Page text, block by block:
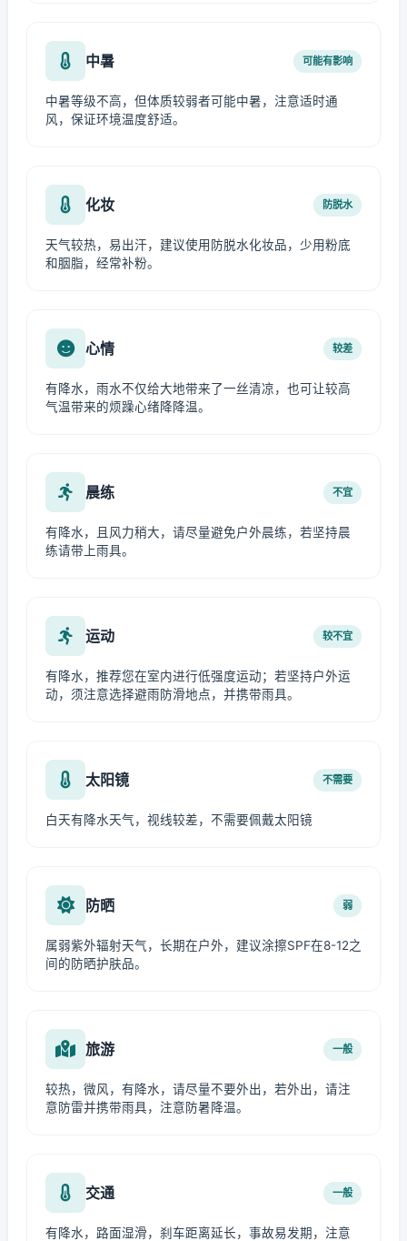
中暑 可能有影响
中暑等级不高，但体质较弱者可能中暑，注意适时通
风，保证环境温度舒适。
化妆 防脱水
天气较热，易出汗，建议使用防脱水化妆品，少用粉底
和胭脂，经常补粉。
心情 较差
有降水，雨水不仅给大地带来了一丝清凉，也可让较高
气温带来的烦躁心绪降降温。
晨练 不宜
有降水，且风力稍大，请尽量避免户外晨练，若坚持晨
练请带上雨具。
运动 较不宜
有降水，推荐您在室内进行低强度运动；若坚持户外运
动，须注意选择避雨防滑地点，并携带雨具。
太阳镜 不需要
白天有降水天气，视线较差，不需要佩戴太阳镜
防晒 弱
属弱紫外辐射天气，长期在户外，建议涂擦SPF在8-12之
间的防晒护肤品。
旅游 一般
较热，微风，有降水，请尽量不要外出，若外出，请注
意防雷并携带雨具，注意防暑降温。
交通 一般
有降水，路面湿滑，刹车距离延长，事故易发期，注意